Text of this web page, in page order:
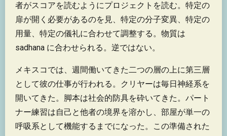
者がスコアを読むようにプロジェクトを読む。特定の
扉が開く必要があるのを見、特定の分子変異、特定の
用量、特定の儀礼に合わせて調整する。物質は
sadhana に合わせられる。逆ではない。
メキスコでは、週間働いてきた二つの層の上に第三層
として彼の仕事が行われる。クリヤーは毎日神経系を
開いてきた。脚本は社会的防具を砕いてきた。パート
ナー練習は自己と他者の境界を溶かし、部屋が単一の
呼吸系として機能するまでになった。この準備された